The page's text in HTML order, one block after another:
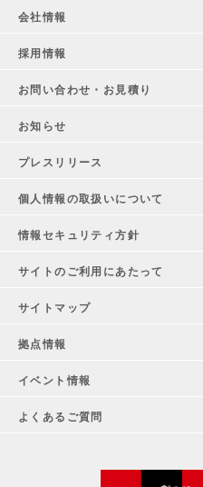
会社情報
採用情報
お問い合わせ・お見積り
お知らせ
プレスリリース
個人情報の取扱いについて
情報セキュリティ方針
サイトのご利用にあたって
サイトマップ
拠点情報
イベント情報
よくあるご質問